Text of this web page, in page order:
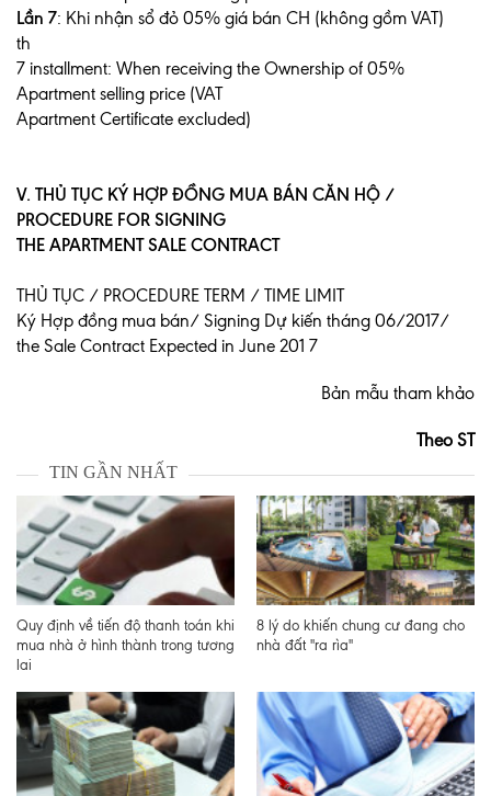
Lần 7: Khi nhận sổ đỏ 05% giá bán CH (không gồm VAT)
th
7 installment: When receiving the Ownership of 05%
Apartment selling price (VAT
Apartment Certificate excluded)
V. THỦ TỤC KÝ HỢP ĐỒNG MUA BÁN CĂN HỘ /
PROCEDURE FOR SIGNING
THE APARTMENT SALE CONTRACT
THỦ TỤC / PROCEDURE TERM / TIME LIMIT
Ký Hợp đồng mua bán/ Signing Dự kiến tháng 06/2017/
the Sale Contract Expected in June 201 7
Bản mẫu tham khảo
Theo ST
TIN GẦN NHẤT
Quy định về tiến độ thanh toán khi
mua nhà ở hình thành trong tương
lai
8 lý do khiến chung cư đang cho
nhà đất ''ra rìa''